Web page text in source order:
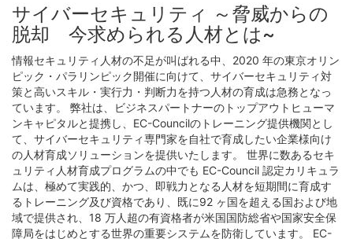
サイバーセキュリティ ～脅威からの
脱却 今求められる人材とは~
情報セキュリティ人材の不足が叫ばれる中、2020 年の東京オリン
ピック・パラリンピック開催に向けて、サイバーセキュリティ対
策と高いスキル・実行力・判断力を持つ人材の育成は急務となっ
ています。 弊社は、ビジネスパートナーのトップアウトヒューマ
ンキャピタルと提携し、EC-Councilのトレーニング提供機関とし
て、サイバーセキュリティ専門家を自社で育成したい企業様向け
の人材育成ソリューションを提供いたします。 世界に数あるセキ
ュリティ人材育成プログラムの中でも EC-Council 認定カリキュラ
ムは、極めて実践的、かつ、即戦力となる人材を短期間に育成す
るトレーニング及び資格であり、既に92 ヶ国を超える国および地
域で提供され、18 万人超の有資格者が米国国防総省や国家安全保
障局をはじめとする世界の重要システムを防衛しています。 EC-